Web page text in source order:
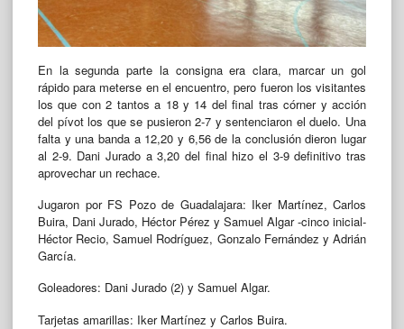
En la segunda parte la consigna era clara, marcar un gol
rápido para meterse en el encuentro, pero fueron los visitantes
los que con 2 tantos a 18 y 14 del final tras córner y acción
del pívot los que se pusieron 2-7 y sentenciaron el duelo. Una
falta y una banda a 12,20 y 6,56 de la conclusión dieron lugar
al 2-9. Dani Jurado a 3,20 del final hizo el 3-9 definitivo tras
aprovechar un rechace.
Jugaron por FS Pozo de Guadalajara: Iker Martínez, Carlos
Buira, Dani Jurado, Héctor Pérez y Samuel Algar -cinco inicial-
Héctor Recio, Samuel Rodríguez, Gonzalo Fernández y Adrián
García.
Goleadores: Dani Jurado (2) y Samuel Algar.
Tarjetas amarillas: Iker Martínez y Carlos Buira.